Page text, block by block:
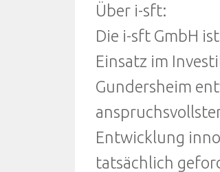
Über i-sft:
Die i-sft GmbH
Einsatz im
Gundersheim
Entwicklung
tatsächlich